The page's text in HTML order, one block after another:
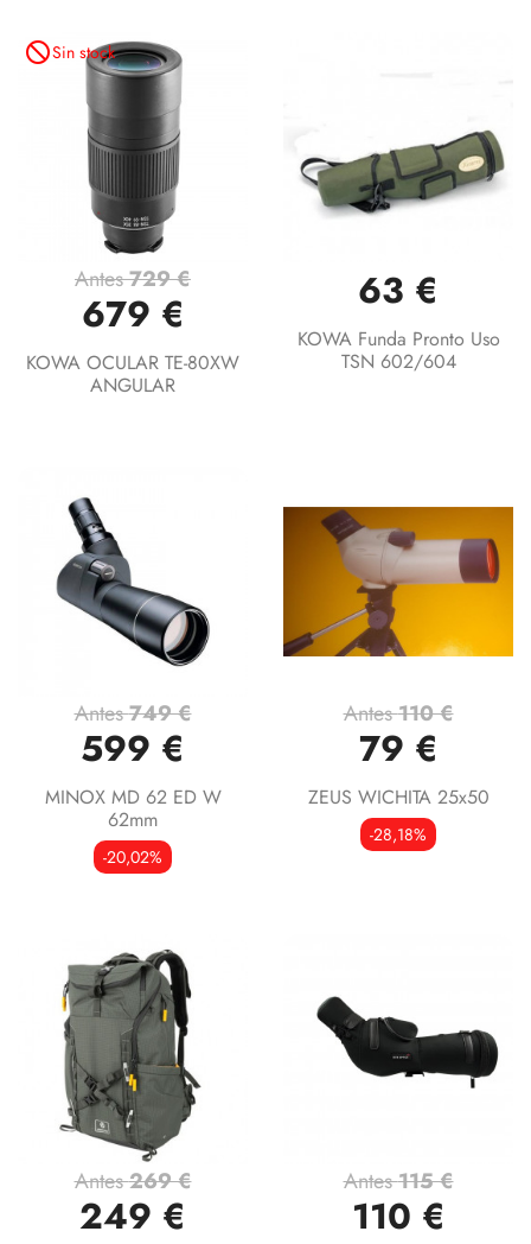
not_interestedSin stock
Antes729 €
679 €
KOWA OCULAR TE-80XW
ANGULAR
63 €
KOWA Funda Pronto Uso
TSN 602/604
Antes749 €
599 €
MINOX MD 62 ED W
62mm
-20,02%
Antes110 €
79 €
ZEUS WICHITA 25x50
-28,18%
Antes269 €
249 €
Antes115 €
110 €